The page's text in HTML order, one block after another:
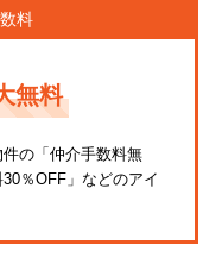
料
無料
の「仲介手数料無
％OFF」などのアイ